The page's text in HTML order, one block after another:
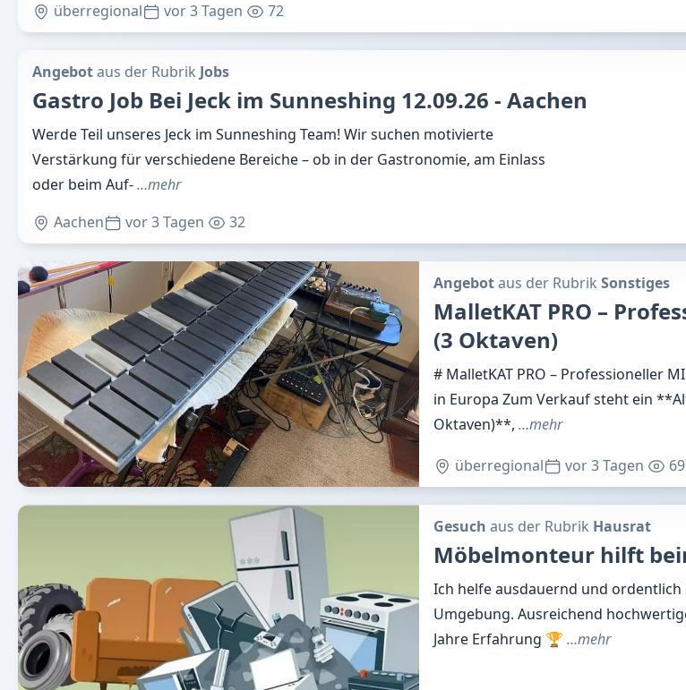
überregional
vor 3 Tagen 72
Angebotaus der Rubrik Jobs
Gastro Job Bei Jeck im Sunneshing 12.09.26 - Aachen
Werde Teil unseres Jeck im Sunneshing Team! Wir suchen motivierte
Verstärkung für verschiedene Bereiche – ob in der Gastronomie, am Einlass
oder beim Auf-…mehr
Aachen
vor 3 Tagen 32
Angebotaus der Rubrik Sonstiges
MalletKAT PRO –
(3 Oktaven)
# MalletKAT PRO – Professioneller
in Europa Zum Verkauf steht ein
Oktaven)**, …mehr
überregional vor 3 Tagen 69
Gesuch aus der Rubrik Hausrat
Möbelmonteur hilft
Ich helfe ausdauernd und
Umgebung. Ausreichend
Jahre Erfahrung 🏆 …mehr